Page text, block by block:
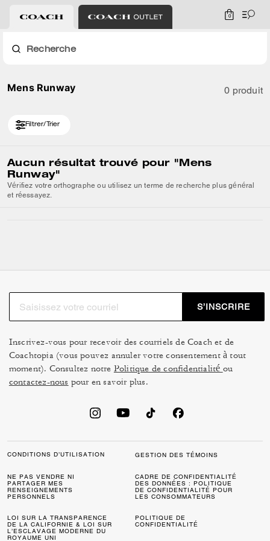
0
Recherche
Mens Runway 0 produit
Filtrer/Trier
Aucun résultat trouvé pour "Mens
Runway"
Vérifiez votre orthographe ou utilisez un terme de recherche plus général
et réessayez.
S’INSCRIRE
Inscrivez-vous pour recevoir des courriels de Coach et de
Coachtopia (vous pouvez annuler votre consentement à tout
moment). Consultez notre Politique de confidentialité ou
contactez-nous pour en savoir plus.
CONDITIONS D’UTILISATION GESTION DES TÉMOINS
NE PAS VENDRE NI
PARTAGER MES
RENSEIGNEMENTS
PERSONNELS
CADRE DE CONFIDENTIALITÉ
DES DONNÉES : POLITIQUE
DE CONFIDENTIALITÉ POUR
LES CONSOMMATEURS
LOI SUR LA TRANSPARENCE
DE LA CALIFORNIE & LOI SUR
L’ESCLAVAGE MODERNE DU
ROYAUME UNI
POLITIQUE DE
CONFIDENTIALITÉ